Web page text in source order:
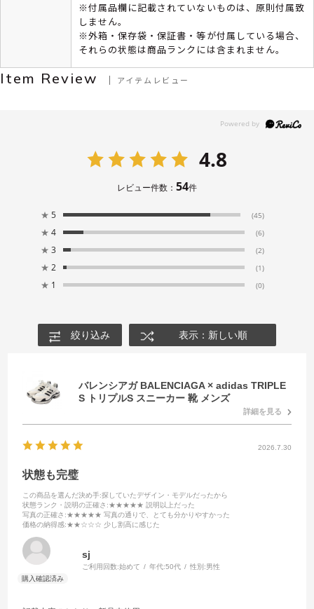
※付属品欄に記載されていないものは、原則付属致
しません。
※外箱・保存袋・保証書・等が付属している場合、
それらの状態は商品ランクには含まれません。
Item Review アイテムレビュー
4.8
レビュー件数： 54件
★ 5 (45)
★ 4 (6)
★ 3 (2)
★ 2 (1)
★ 1 (0)
絞り込み 表示：新しい順
バレンシアガ BALENCIAGA × adidas TRIPLE
S トリプルS スニーカー 靴 メンズ
詳細を見る
2026.7.30
状態も完璧
この商品を選んだ決め手:探していたデザイン・モデルだったから
状態ランク・説明の正確さ :★★★★★ 説明以上だった
写真の正確さ :★★★★★ 写真の通りで、とても分かりやすかった
価格の納得感:★★☆☆☆ 少し割高に感じた
sj
ご利用回数:始めて 年代:50代 性別:男性